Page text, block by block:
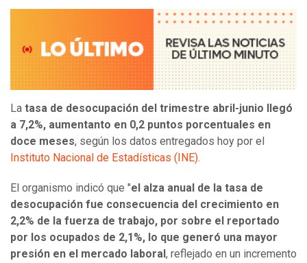
La tasa de desocupación del trimestre abril-junio llegó
a 7,2%, aumentanto en 0,2 puntos porcentuales en
doce meses, según los datos entregados hoy por el
Instituto Nacional de Estadísticas (INE).
El organismo indicó que "el alza anual de la tasa de
desocupación fue consecuencia del crecimiento en
2,2% de la fuerza de trabajo, por sobre el reportado
por los ocupados de 2,1%, lo que generó una mayor
presión en el mercado laboral , reflejado en un incremento